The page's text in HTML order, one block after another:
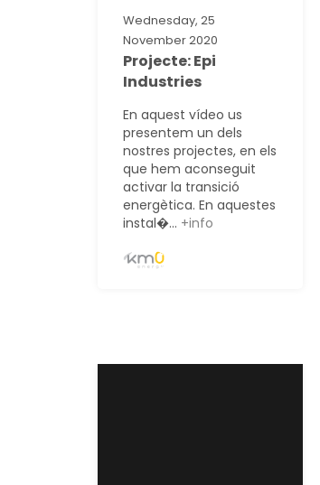
Wednesday, 25
November 2020
Projecte: Epi
Industries
En aquest vídeo us
presentem un dels
nostres projectes, en els
que hem aconseguit
activar la transició
energètica. En aquestes
instal�... +info